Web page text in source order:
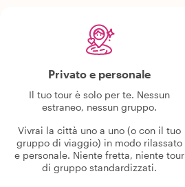
Privato e personale
Il tuo tour è solo per te. Nessun
estraneo, nessun gruppo.
Vivrai la città uno a uno (o con il tuo
gruppo di viaggio) in modo rilassato
e personale. Niente fretta, niente tour
di gruppo standardizzati.